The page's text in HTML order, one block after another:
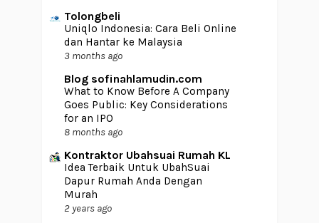
Tolongbeli
Uniqlo Indonesia: Cara Beli Online
dan Hantar ke Malaysia
3 months ago
Blog sofinahlamudin.com
What to Know Before A Company
Goes Public: Key Considerations
for an IPO
8 months ago
Kontraktor Ubahsuai Rumah KL
Idea Terbaik Untuk UbahSuai
Dapur Rumah Anda Dengan
Murah
2 years ago